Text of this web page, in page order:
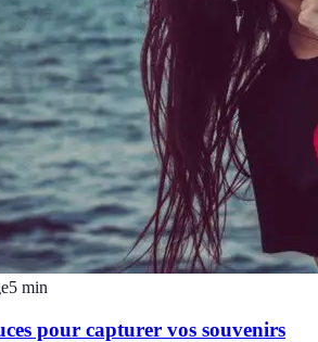
5 min
pour capturer vos souvenirs